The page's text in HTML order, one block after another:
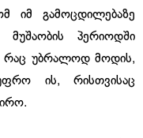
იმ გამოცდილებაზე
პერიოდში
რაც უბრალოდ მოდის,
ის, რისთვისაც